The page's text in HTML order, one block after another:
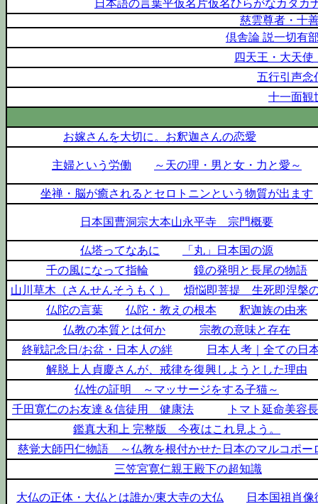
日本語の言葉平仮名片仮名ひらがなカタ
慈雲尊者・十
倶舎論 説一切有
四天王・大天
五行引声
十一面観
お嫁さんを大切に。お釈迦さんの恋愛
主婦という労働 ～天の理・男と女・力と愛～
坐禅・脳が癒されるとセロトニンという物質が出ます
日本国曹洞宗大本山永平寺 宗門概要
仏塔ってなあに
「丸」日本国の源
千の風になって指輪
鏡の発明と長尾の物語
山川草木（さんせんそうもく）
煩悩即菩提 生死即涅槃
仏陀の言葉
仏陀・教えの根本
釈迦族の由来
仏教の本質とは何か
宗教の意味と存在
終戦記念日/お盆・日本人の絆
日本人考｜全ての日
解脱上人貞慶さんが、戒律を復興しようとした理由
仏性の証明 ～マッサージをする子猫～
千田寛仁のお友達＆信徒用 健康法
トマト延命美容
鑑真大和上 完整版 今夜はこれ見よう。
慈覚大師円仁物語 ～仏教を根付かせた日本のマルコポー
三笠宮寛仁親王殿下の超知識
大仏の正体・大仏とは誰か/東大寺の大仏 日本国祖肖像